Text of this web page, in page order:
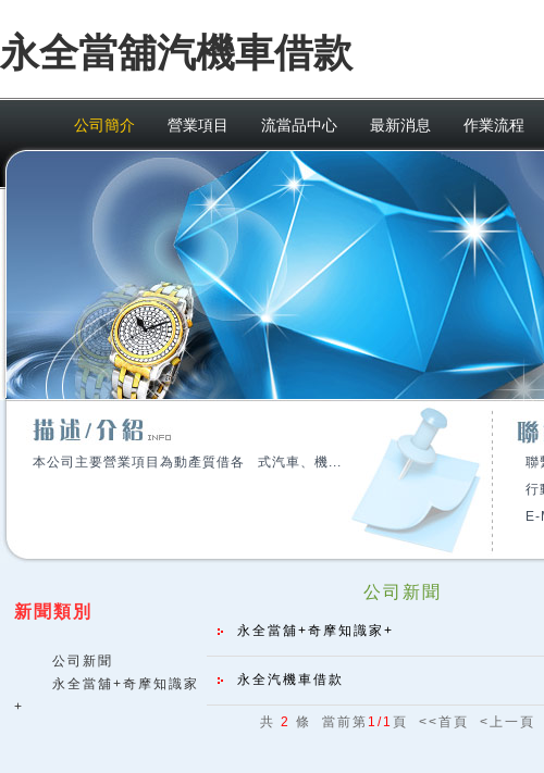
永全當舖汽機車借款
公司簡介 營業項目 流當品中心 最新消息 作業流程
本公司主要營業項目為動產質借各 式汽車、機...
聯
行
新聞類別
公司新聞
永全當舖+奇摩知識家
+
公司新聞
永全當舖+奇摩知識家+
永全汽機車借款
共 2 條 當前第 1/1 頁 <<首頁 <上一頁